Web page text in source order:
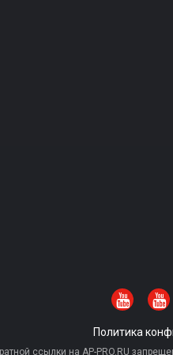
Политика
ссылки на AP-PRO.RU